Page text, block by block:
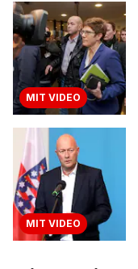
MIT VIDEO
MIT VIDEO